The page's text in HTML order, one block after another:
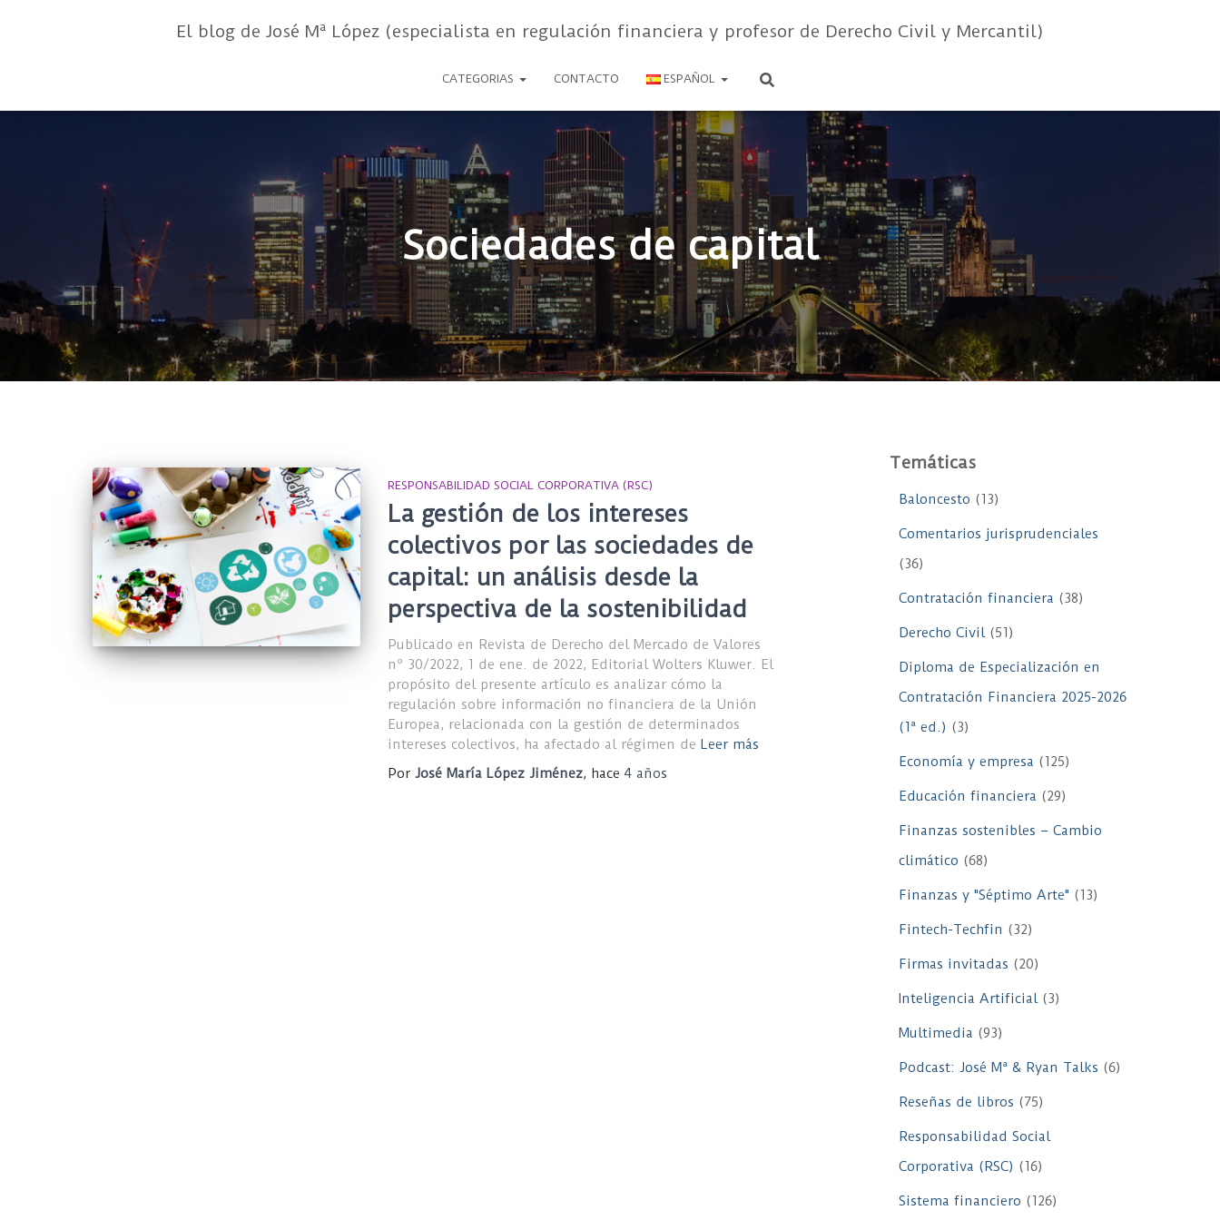
El blog de José Mª López (especialista en regulación financiera y profesor de Derecho Civil y Mercantil)
CATEGORIAS CONTACTO ESPAÑOL
Sociedades de capital
RESPONSABILIDAD SOCIAL CORPORATIVA (RSC)
La gestión de los intereses
colectivos por las sociedades de
capital: un análisis desde la
perspectiva de la sostenibilidad
Publicado en Revista de Derecho del Mercado de Valores
nº 30/2022, 1 de ene. de 2022, Editorial Wolters Kluwer. El
propósito del presente artículo es analizar cómo la
regulación sobre información no financiera de la Unión
Europea, relacionada con la gestión de determinados
intereses colectivos, ha afectado al régimen de Leer más
Por José María López Jiménez, hace 4 años
Temáticas
Baloncesto (13)
Comentarios jurisprudenciales
(36)
Contratación financiera (38)
Derecho Civil(51)
Diploma de Especialización en
Contratación Financiera 2025-2026
(1ª ed.) (3)
Economía y empresa (125)
Educación financiera (29)
Finanzas sostenibles – Cambio
climático (68)
Finanzas y "Séptimo Arte" (13)
Fintech-Techfin (32)
Firmas invitadas (20)
Inteligencia Artificial(3)
Multimedia (93)
Podcast: José Mª & Ryan Talks (6)
Reseñas de libros (75)
Responsabilidad Social
Corporativa (RSC) (16)
Sistema financiero (126)